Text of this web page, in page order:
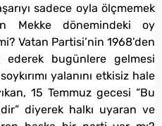
sadece oyla ölçmemek
Mekke dönemindeki oy
Vatan Partisi’nin 1968’den
bugünlere gelmesi
yalanını etkisiz hale
15 Temmuz gecesi “Bu
diyerek halkı uyaran ve